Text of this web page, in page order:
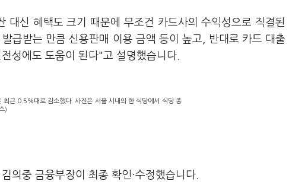
대신 혜택도 크기 때문에 무조건 카드사의 수익성으로 직결된
급받는 만큼 신용판매 이용 금액 등이 높고, 반대로 카드 대출
성에도 도움이 된다"고 설명했습니다.
최근 0.5%대로 감소했다. 사진은 서울 시내의 한 식당에서 식당 종
)
의중 금융부장이 최종 확인·수정했습니다.